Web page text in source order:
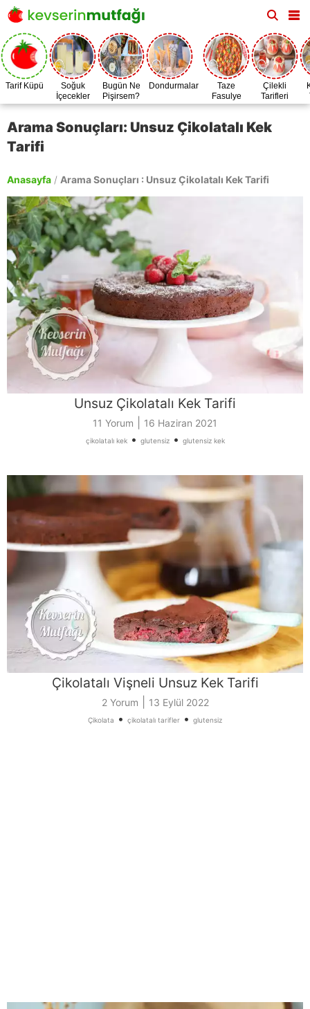
Tarif Küpü
Soğuk
İçecekler
Bugün Ne
Pişirsem?
Dondurmalar
Taze
Fasulye
Zamanı
Çilekli
Tarifleri
Arama Sonuçları: Unsuz Çikolatalı Kek
Tarifi
Anasayfa / Arama Sonuçları : Unsuz Çikolatalı Kek Tarifi
Unsuz Çikolatalı Kek Tarifi
11 Yorum 16 Haziran 2021
çikolatalı kek• glutensiz• glutensiz kek
Çikolatalı Vişneli Unsuz Kek Tarifi
2 Yorum 13 Eylül 2022
Çikolata • çikolatalı tarifler • glutensiz